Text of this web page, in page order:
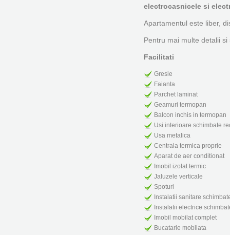
electrocasnicele si
Apartamentul este liber,
Pentru mai multe detalii
Facilitati
Gresie
Faianta
Parchet laminat
Geamuri termopan
Balcon inchis in termopan
Usi interioare schimbate
Usa metalica
Centrala termica proprie
Aparat de aer conditionat
Imobil izolat termic
Jaluzele verticale
Spoturi
Instalatii sanitare
Instalatii electrice
Imobil mobilat complet
Bucatarie mobilata